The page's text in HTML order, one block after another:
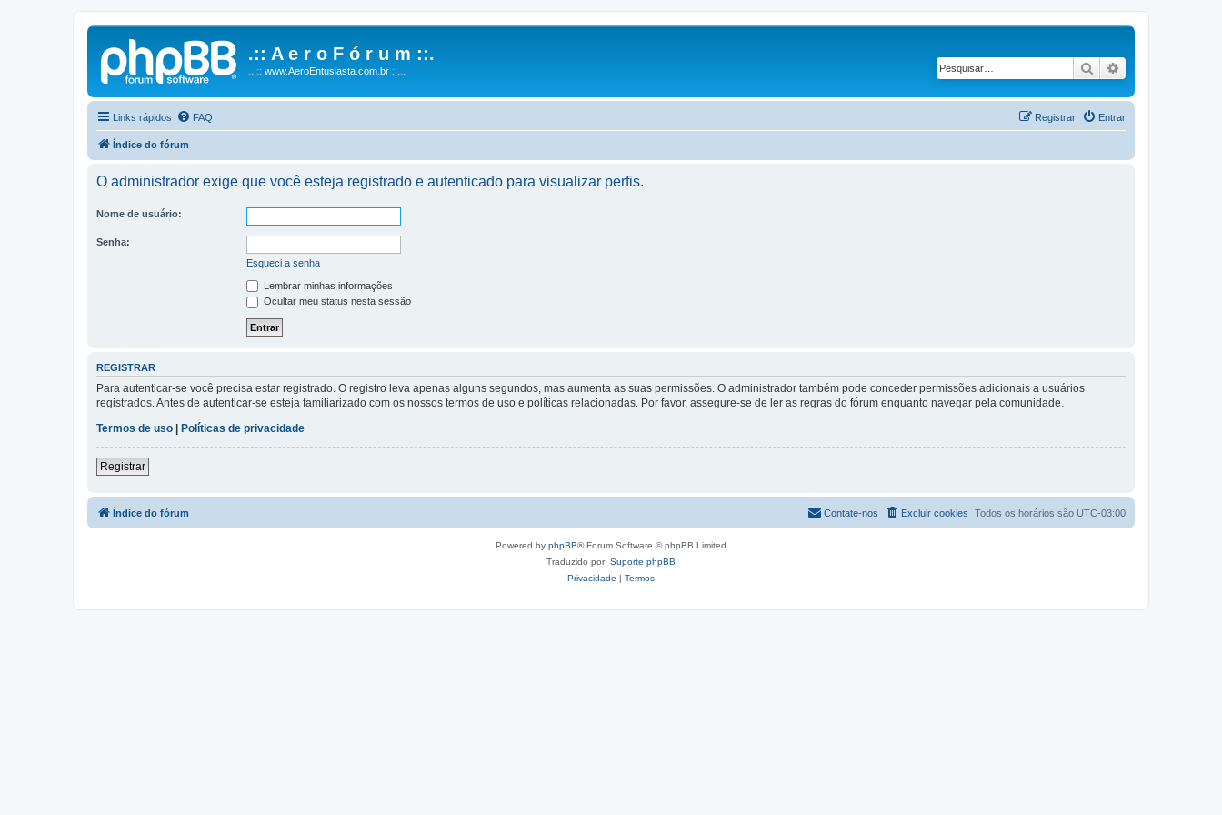
.:: A e r o F ó r u m ::.
...:: www.AeroEntusiasta.com.br ::... Pesquisar
Links rápidos FAQ Entrar
Registrar
Índice do fórum
O administrador exige que você esteja registrado e autenticado para visualizar perfis.
Nome de usuário:
Senha:
Esqueci a senha
Lembrar minhas informações
Ocultar meu status nesta sessão
REGISTRAR
Para autenticar-se você precisa estar registrado. O registro leva apenas alguns segundos, mas aumenta as suas permissões. O administrador também pode conceder permissões adicionais a usuários
registrados. Antes de autenticar-se esteja familiarizado com os nossos termos de uso e políticas relacionadas. Por favor, assegure-se de ler as regras do fórum enquanto navegar pela comunidade.
Termos de uso
Políticas de privacidade
Registrar
Índice do fórum Todos os horários são UTC-03:00
Excluir cookies
Contate-nos
Powered by phpBB® Forum Software © phpBB Limited
Traduzido por: Suporte phpBB
Privacidade | Termos